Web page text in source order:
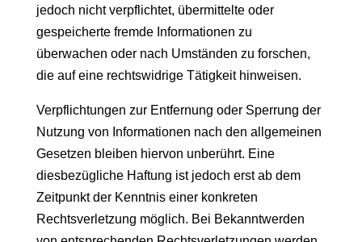
jedoch nicht verpflichtet, übermittelte oder
gespeicherte fremde Informationen zu
überwachen oder nach Umständen zu forschen,
die auf eine rechtswidrige Tätigkeit hinweisen.
Verpflichtungen zur Entfernung oder Sperrung der
Nutzung von Informationen nach den allgemeinen
Gesetzen bleiben hiervon unberührt. Eine
diesbezügliche Haftung ist jedoch erst ab dem
Zeitpunkt der Kenntnis einer konkreten
Rechtsverletzung möglich. Bei Bekanntwerden